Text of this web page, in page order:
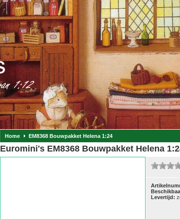
Home EM8368 Bouwpakket Helena 1:24
Euromini's EM8368 Bouwpakket Helena
Levertijd: